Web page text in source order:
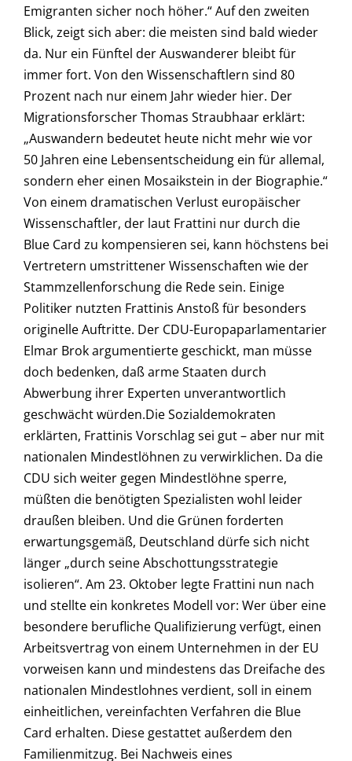
Emigranten sicher noch höher.“ Auf den zweiten
Blick, zeigt sich aber: die meisten sind bald wieder
da. Nur ein Fünftel der Auswanderer bleibt für
immer fort. Von den Wissenschaftlern sind 80
Prozent nach nur einem Jahr wieder hier. Der
Migrationsforscher Thomas Straubhaar erklärt:
„Auswandern bedeutet heute nicht mehr wie vor
50 Jahren eine Lebensentscheidung ein für allemal,
sondern eher einen Mosaikstein in der Biographie.“
Von einem dramatischen Verlust europäischer
Wissenschaftler, der laut Frattini nur durch die
Blue Card zu kompensieren sei, kann höchstens bei
Vertretern umstrittener Wissenschaften wie der
Stammzellenforschung die Rede sein. Einige
Politiker nutzten Frattinis Anstoß für besonders
originelle Auftritte. Der CDU-Europaparlamentarier
Elmar Brok argumentierte geschickt, man müsse
doch bedenken, daß arme Staaten durch
Abwerbung ihrer Experten unverantwortlich
geschwächt würden.Die Sozialdemokraten
erklärten, Frattinis Vorschlag sei gut – aber nur mit
nationalen Mindestlöhnen zu verwirklichen. Da die
CDU sich weiter gegen Mindestlöhne sperre,
müßten die benötigten Spezialisten wohl leider
draußen bleiben. Und die Grünen forderten
erwartungsgemäß, Deutschland dürfe sich nicht
länger „durch seine Abschottungsstrategie
isolieren“. Am 23. Oktober legte Frattini nun nach
und stellte ein konkretes Modell vor: Wer über eine
besondere berufliche Qualifizierung verfügt, einen
Arbeitsvertrag von einem Unternehmen in der EU
vorweisen kann und mindestens das Dreifache des
nationalen Mindestlohnes verdient, soll in einem
einheitlichen, vereinfachten Verfahren die Blue
Card erhalten. Diese gestattet außerdem den
Familienmitzug. Bei Nachweis eines